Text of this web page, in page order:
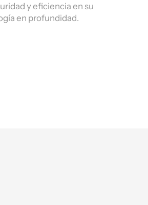
y eficiencia en su
en profundidad.